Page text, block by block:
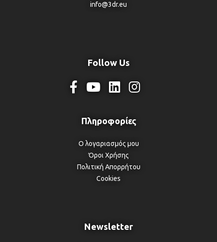
info@3dr.eu
Follow Us
Ο λογαριασμός μου
Όροι Χρήσης
Πολιτική Απορρήτου
Cookies
Newsletter